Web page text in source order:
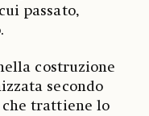
passato,
costruzione
secondo
che trattiene lo